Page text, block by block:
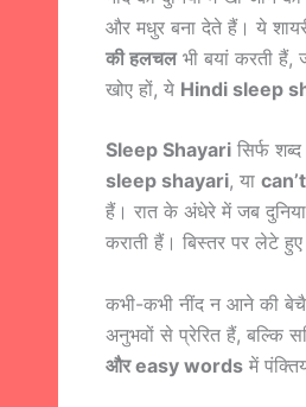
और मधुर बना देते हैं। ये
की हलचलभी बयां करती हैं,
खोए हों, ये Hindi sleep
Sleep Shayari सिर्फ
sleep shayari, या
हैं। रात के अंधेरे में जब
कराती हैं। बिस्तर पर लेटे
कभी-कभी नींद न आने की
अनुभवों से प्रेरित हैं, बल्कि
और easy words में